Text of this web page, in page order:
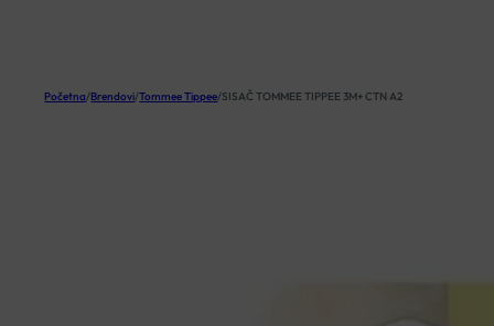
Početna/Brendovi/Tommee Tippee/SISAČ TOMMEE TIPPEE 3M+ CTN A2